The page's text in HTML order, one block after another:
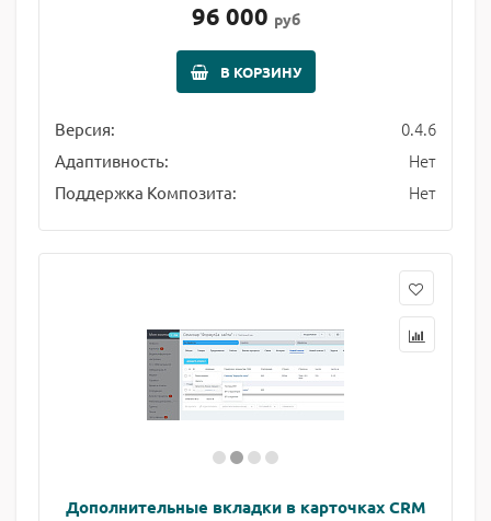
96 000 руб
В КОРЗИНУ
Версия: 0.4.6
Адаптивность: Нет
Поддержка Композита: Нет
Дополнительные вкладки в карточках CRM